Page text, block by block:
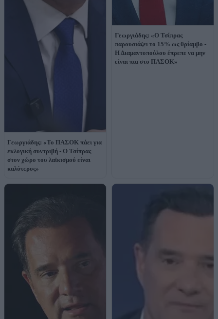
Γεωργιάδης: «Το ΠΑΣΟΚ πάει για
εκλογική συντριβή - Ο Τσίπρας
στον χώρο του λαϊκισμού είναι
καλύτερος»
Γεωργιάδης: «Ο Τσίπρας
παρουσιάζει το 15% ως θρίαμβο -
Η Διαμαντοπούλου έπρεπε να μην
είναι πια στο ΠΑΣΟΚ»